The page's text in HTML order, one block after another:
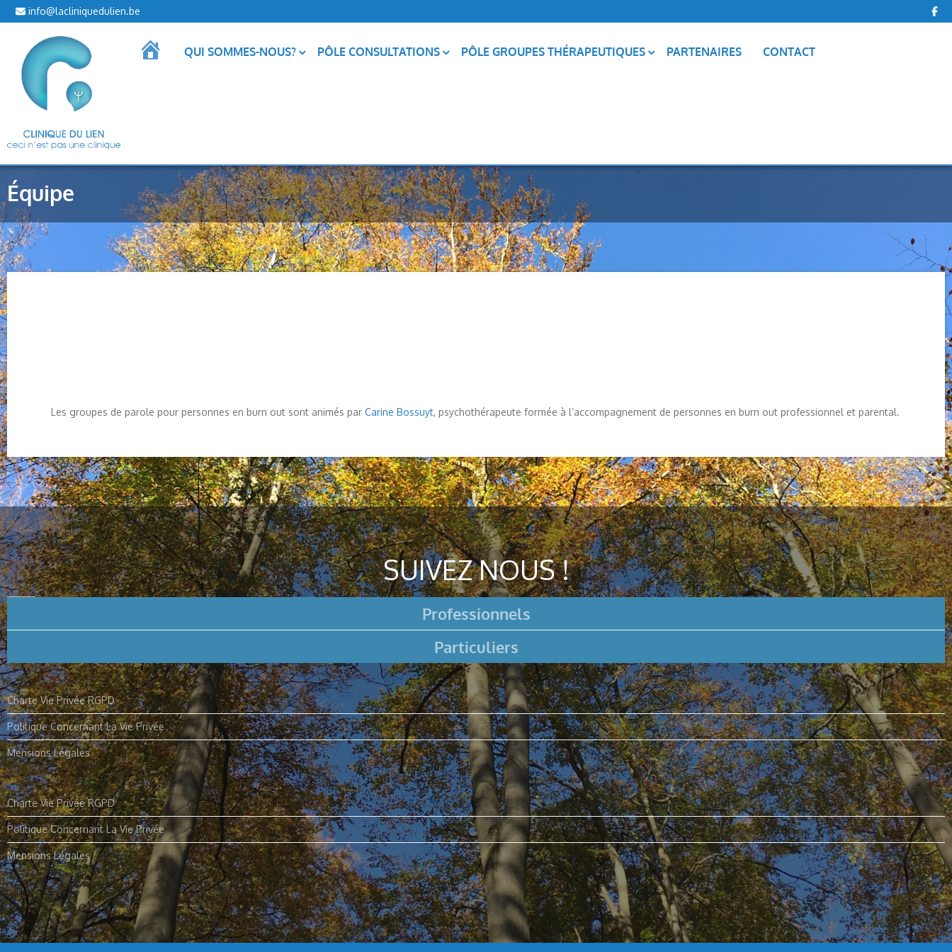
info@lacliniquedulien.be
ACCUEIL
QUI SOMMES-NOUS? PÔLE CONSULTATIONS PÔLE GROUPES THÉRAPEUTIQUES PARTENAIRES CONTACT
Équipe
Les groupes de parole pour personnes en burn out sont animés par Carine Bossuyt, psychothérapeute formée à l’accompagnement de personnes en burn out professionnel et parental.
SUIVEZ NOUS !
Professionnels
Particuliers
Charte Vie Privée RGPD
Politique Concernant La Vie Privée
Mensions Légales
Charte Vie Privée RGPD
Politique Concernant La Vie Privée
Mensions Légales